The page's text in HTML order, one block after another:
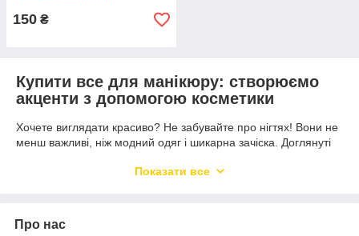
150 ₴
Купити все для манікюру: створюємо
акценти з допомогою косметики
Хочете виглядати красиво? Не забувайте про нігтях! Вони не
менш важливі, ніж модний одяг і шикарна зачіска. Доглянуті
псують враження про людину.
асортименті представлено на ринку України.
Показати все
Про нас